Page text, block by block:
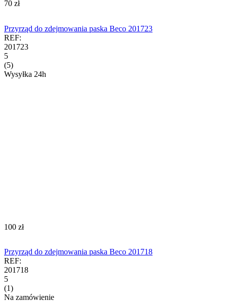
‍70‍ zł
Przyrząd do zdejmowania paska Beco 201723
REF:
201723
5
(5)
Wysyłka 24h
‍100‍ zł
Przyrząd do zdejmowania paska Beco 201718
REF:
201718
5
(1)
Na zamówienie